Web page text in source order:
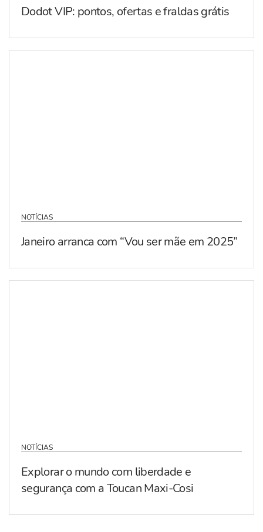
Dodot VIP: pontos, ofertas e fraldas grátis
NOTÍCIAS
Janeiro arranca com “Vou ser mãe em 2025”
NOTÍCIAS
Explorar o mundo com liberdade e
segurança com a Toucan Maxi-Cosi